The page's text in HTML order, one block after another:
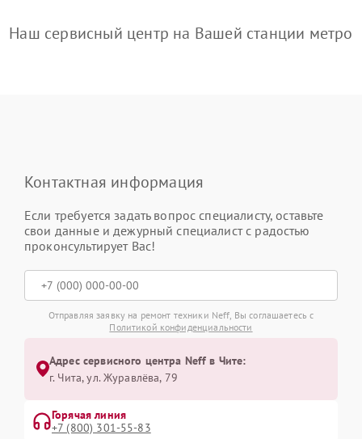
Наш сервисный центр на Вашей станции метро
Контактная информация
Если требуется задать вопрос специалисту, оставьте
свои данные и дежурный специалист с радостью
проконсультирует Вас!
Отправляя заявку на ремонт техники Neff, Вы соглашаетесь с
Политикой конфиденциальности
Адрес сервисного центра Neff в Чите:
г. Чита, ул. Журавлёва, 79
Горячая линия
+7 (800) 301-55-83